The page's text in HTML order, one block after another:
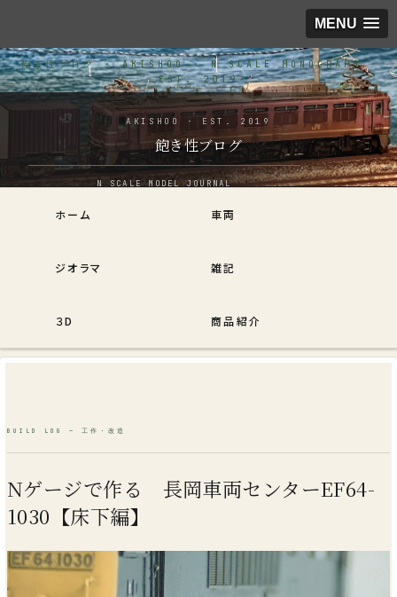
MENU
飽き性ブログ
ホーム 車両
ジオラマ 雑記
３D 商品紹介
Nゲージで作る 長岡車両センターEF64-
1030【床下編】